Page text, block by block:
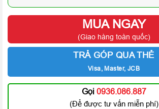
MUA NGAY
(Giao hàng toàn quốc)
TRẢ GÓP QUA THẺ
Visa, Master, JCB
Gọi 0936.086.887
(Để được tư vấn miễn phí)